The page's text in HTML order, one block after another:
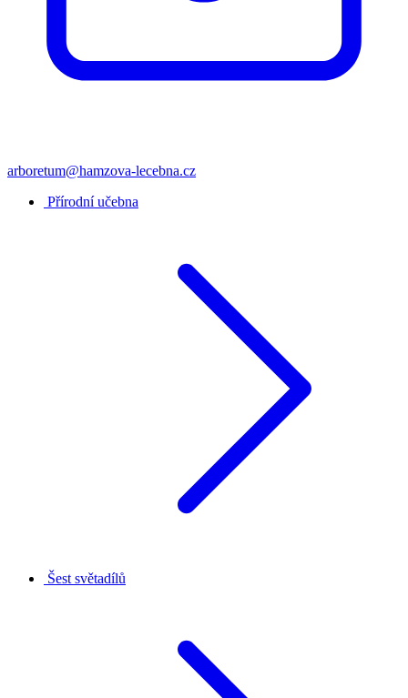
arboretum@hamzova-lecebna.cz
Přírodní učebna
Šest světadílů